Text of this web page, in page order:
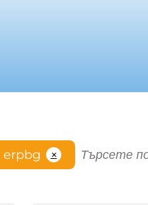
erpbg ✕
S
e